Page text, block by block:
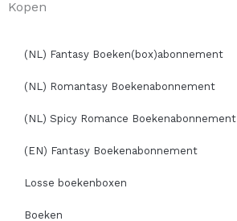
Kopen
(NL) Fantasy Boeken(box)abonnement
(NL) Romantasy Boekenabonnement
(NL) Spicy Romance Boekenabonnement
(EN) Fantasy Boekenabonnement
Losse boekenboxen
Boeken